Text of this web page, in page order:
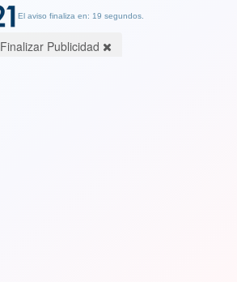
El aviso finaliza en: 19 segundos.
Finalizar Publicidad